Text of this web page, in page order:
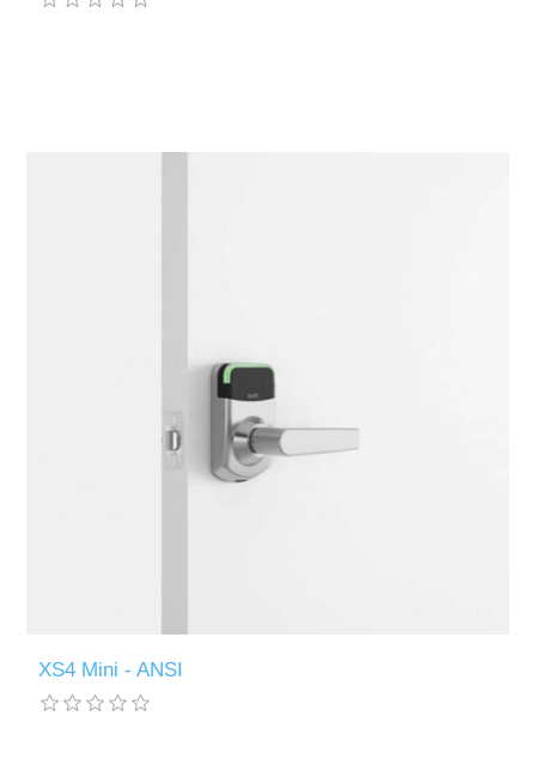
XS4 Mini - ANSI